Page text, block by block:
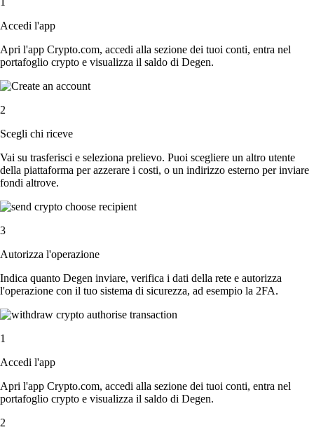
Accedi l'app
Apri l'app Crypto.com, accedi alla sezione dei tuoi conti, entra nel
portafoglio crypto e visualizza il saldo di Degen.
2
Scegli chi riceve
Vai su trasferisci e seleziona prelievo. Puoi scegliere un altro utente
della piattaforma per azzerare i costi, o un indirizzo esterno per inviare
fondi altrove.
3
Autorizza l'operazione
Indica quanto Degen inviare, verifica i dati della rete e autorizza
l'operazione con il tuo sistema di sicurezza, ad esempio la 2FA.
1
Accedi l'app
Apri l'app Crypto.com, accedi alla sezione dei tuoi conti, entra nel
portafoglio crypto e visualizza il saldo di Degen.
2